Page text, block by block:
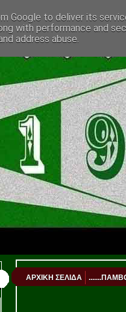
ΑΡΧΙΚΗ ΣΕΛΙΔΑ
Google to deliver its
with performance and
address abuse.